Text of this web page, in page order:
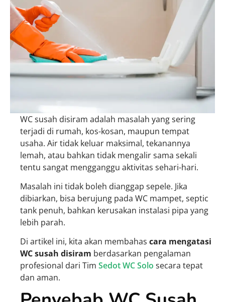
WC susah disiram adalah masalah yang sering
terjadi di rumah, kos-kosan, maupun tempat
usaha. Air tidak keluar maksimal, tekanannya
lemah, atau bahkan tidak mengalir sama sekali
tentu sangat mengganggu aktivitas sehari-hari.
Masalah ini tidak boleh dianggap sepele. Jika
dibiarkan, bisa berujung pada WC mampet, septic
tank penuh, bahkan kerusakan instalasi pipa yang
lebih parah.
Di artikel ini, kita akan membahas cara mengatasi
WC susah disiram berdasarkan pengalaman
profesional dari Tim Sedot WC Solo secara tepat
dan aman.